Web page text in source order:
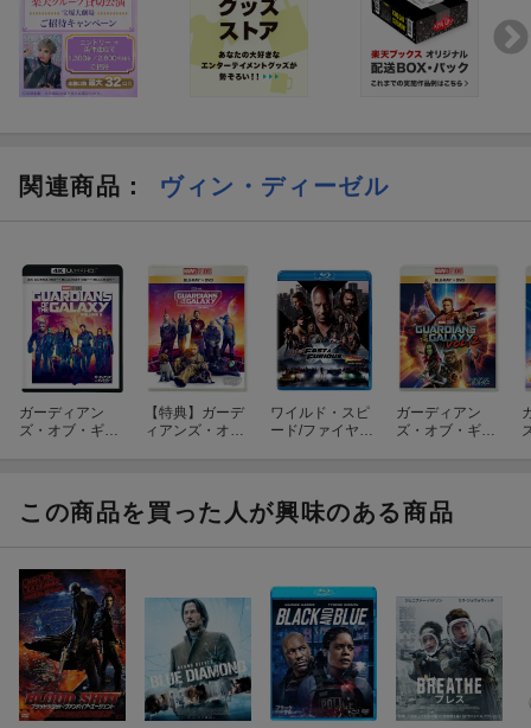
関連商品 ： ヴィン・ディーゼル
ガーディアン
ズ・オブ・ギャ
-ray】
【特典】ガーデ
ィアンズ・オ
(「アベンジャー
ズ／ドゥームズ
ワイルド・スピ
ード/ファイヤー
ガーディアン
ズ・オブ・ギャ
【Blu-ray】
この商品を買った人が興味のある商品